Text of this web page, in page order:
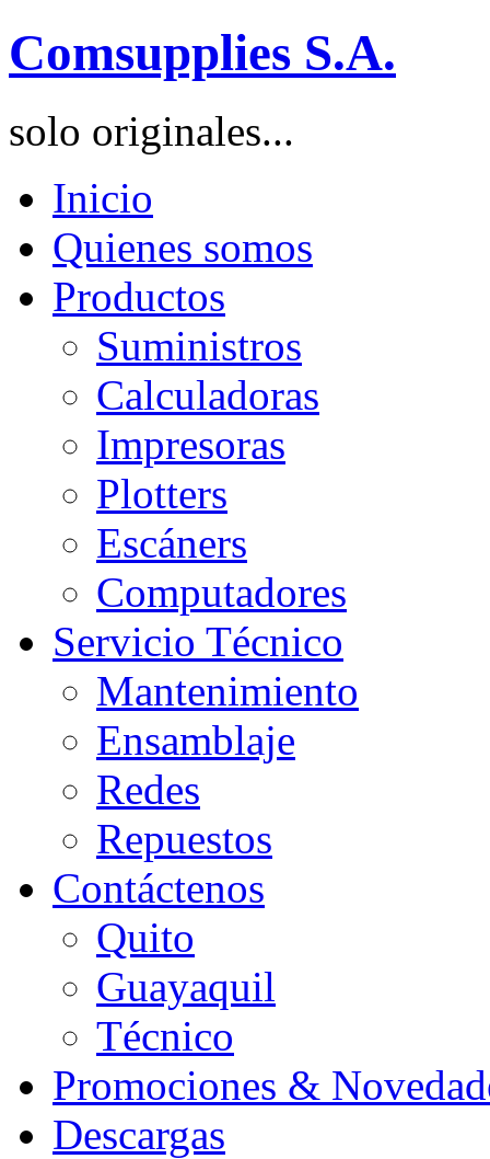
Comsupplies S.A.
solo originales...
Inicio
Quienes somos
Productos
Suministros
Calculadoras
Impresoras
Plotters
Escáners
Computadores
Servicio Técnico
Mantenimiento
Ensamblaje
Redes
Repuestos
Contáctenos
Quito
Guayaquil
Técnico
Promociones &
Descargas